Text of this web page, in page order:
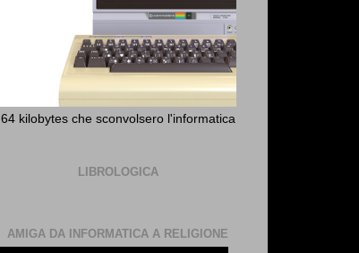
64 kilobytes che sconvolsero l'informatica
LIBROLOGICA
AMIGA DA INFORMATICA A RELIGIONE